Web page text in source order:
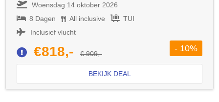
Woensdag 14 oktober 2026
8 Dagen
All inclusive
TUI
Inclusief vlucht
€818,- € 909,-
- 10%
BEKIJK DEAL